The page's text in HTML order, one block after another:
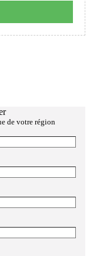
de votre région